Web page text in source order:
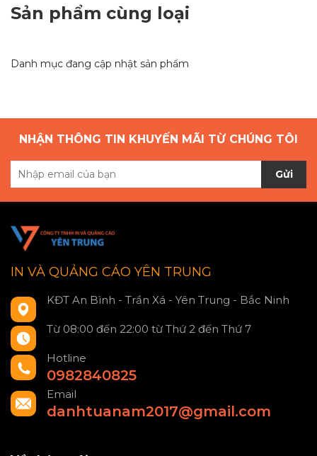
Sản phẩm cùng loại
Danh mục đang cập nhật sản phẩm
NHẬN THÔNG TIN KHUYẾN MÃI TỪ CHÚNG TÔI
Gửi
IN VÀ QUẢNG CÁO YÊN TRUNG
KĐT An Bình - Trần Xá - Yên Trung - Bắc Ninh
Từ 08:00 đến 22:00 từ Thứ 2 đến Thứ 7
Hotline
0982840825
Email
danhtuanam2017@gmail.com